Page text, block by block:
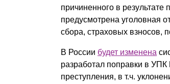
причиненного в
предусмотрена уголовная
сбора, страховых взносов,
В России будет изменена
разработал поправки в
преступления, в т.ч.